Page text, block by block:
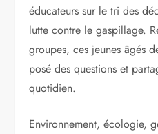
éducateurs sur le tri des
lutte contre le gaspillage.
groupes, ces jeunes âgés
posé des questions et
quotidien.
Environnement, écologie,